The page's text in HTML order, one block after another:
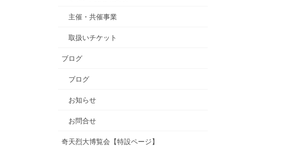
主催・共催事業
取扱いチケット
ブログ
ブログ
お知らせ
お問合せ
奇天烈大博覧会【特設ページ】